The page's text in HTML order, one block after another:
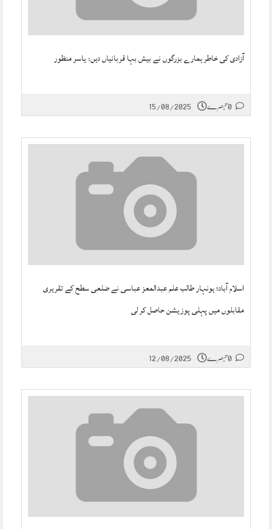
آزادی کی خاطر ہمارے بزرگوں نے بیش بہا قربانیاں دیں: یاسر منظور
15/08/2025
اسلام آباد؛ ہونہار طالب علم عبدالمعز عباسی نے ضلعی سطح کے تقریری
مقابلوں میں پہلی پوزیشن حاصل کر لی
12/08/2025